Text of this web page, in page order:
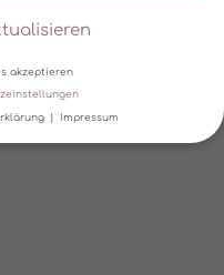
akzeptieren
Impressum
auf unserer
zu verbessern.